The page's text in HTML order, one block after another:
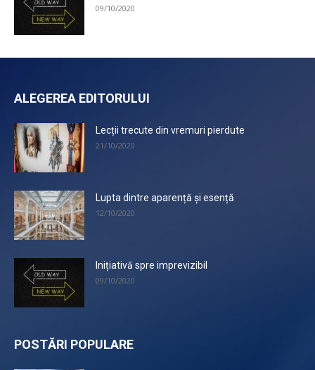
09/10/2020
ALEGEREA EDITORULUI
Lecții trecute din vremuri pierdute
21/10/2020
Lupta dintre aparență și esență
12/10/2020
Inițiativă spre imprevizibil
09/10/2020
POSTĂRI POPULARE